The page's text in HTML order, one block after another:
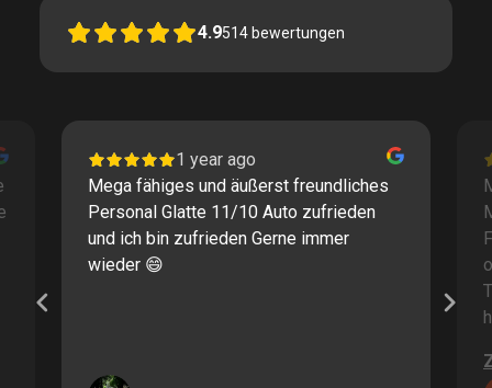
4.9514 bewertungen
1 year ago
Mega fähiges und äußerst freundliches
Personal Glatte 11/10 Auto zufrieden
und ich bin zufrieden Gerne immer
wieder 😄